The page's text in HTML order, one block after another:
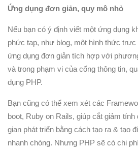
Ứng dụng đơn giản, quy mô nhỏ
Nếu bạn có ý định viết một ứng dụng
phức tạp, như blog, một hình thức
ứng dụng đơn giản tích hợp với
và trong phạm vi của cổng thông tin,
dụng PHP.
Bạn cũng có thể xem xét các
boot, Ruby on Rails, giúp cắt giảm
gian phát triển bằng cách tạo ra & tạo
nhanh chóng. Nhưng PHP sẽ có chi